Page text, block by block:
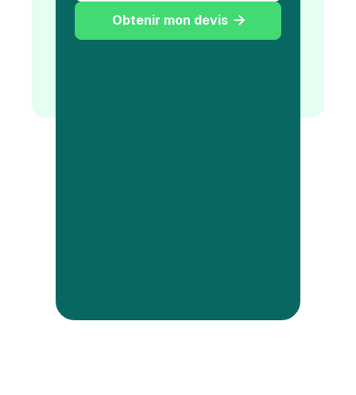
Obtenir mon devis 